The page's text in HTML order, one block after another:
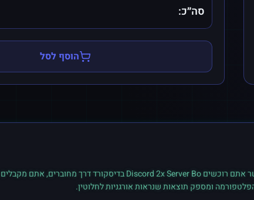
סה״כ:
הוסף לסל
אתם רוכשיםDiscord 2x Server Boבדיסקורדדרך מחוברים, אתם
ומספק תוצאות שנראות אורגניות לחלוטין.